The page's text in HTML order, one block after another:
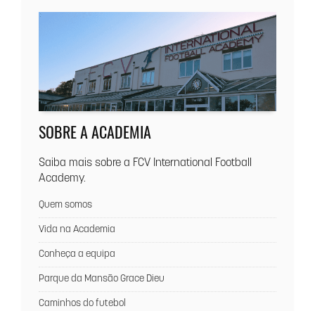
SOBRE A ACADEMIA
Saiba mais sobre a FCV International Football
Academy.
Quem somos
Vida na Academia
Conheça a equipa
Parque da Mansão Grace Dieu
Caminhos do futebol